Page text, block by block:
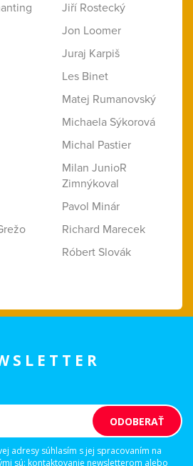
Jiří Rostecký
Jon Loomer
Juraj Karpiš
Les Binet
Matej Rumanovský
Michaela Sýkorová
Michal Pastier
Milan JunioR
Zimnýkoval
Pavol Minár
Richard Marecek
Róbert Slovák
adresy súhlasím s jej spracovaním na
sú: kontaktovanie newsletterom alebo